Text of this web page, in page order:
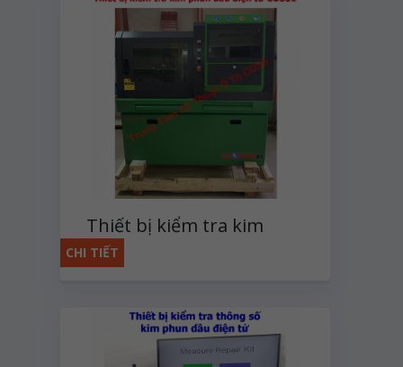
Thiết bị kiểm tra kim
phun dầu điện tử CR318S
CHI TIẾT